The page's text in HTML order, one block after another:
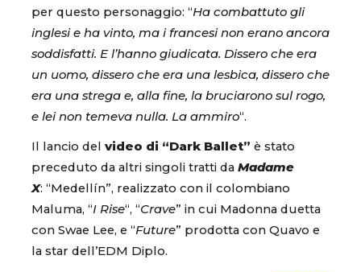
per questo personaggio: “Ha combattuto gli
inglesi e ha vinto, ma i francesi non erano ancora
soddisfatti. E l’hanno giudicata. Dissero che era
un uomo, dissero che era una lesbica, dissero che
era una strega e, alla fine, la bruciarono sul rogo,
e lei non temeva nulla. La ammiro“.
Il lancio del video di “Dark Ballet” è stato
preceduto da altri singoli tratti da Madame
X: “Medellín”, realizzato con il colombiano
Maluma, “I Rise“, “Crave” in cui Madonna duetta
con Swae Lee, e “Future” prodotta con Quavo e
la star dell’EDM Diplo.